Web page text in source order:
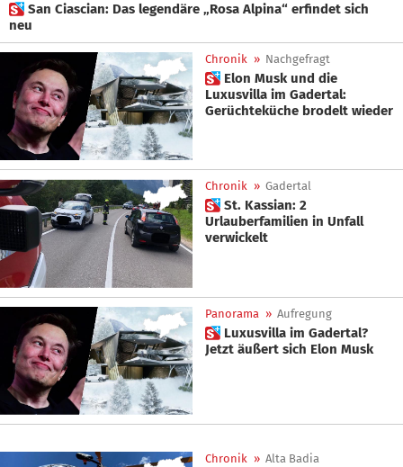
 San Ciascian: Das legendäre „Rosa Alpina“ erfindet sich
neu
Chronik » Nachgefragt
 Elon Musk und die
Luxusvilla im Gadertal:
Gerüchteküche brodelt wieder
Chronik » Gadertal
 St. Kassian: 2
Urlauberfamilien in Unfall
verwickelt
Panorama » Aufregung
 Luxusvilla im Gadertal?
Jetzt äußert sich Elon Musk
Chronik » Alta Badia